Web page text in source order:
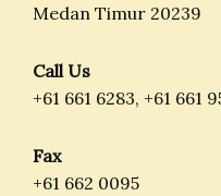
Medan Timur 20239
Call Us
+61 661 6283, +61 661
Fax
+61 662 0095